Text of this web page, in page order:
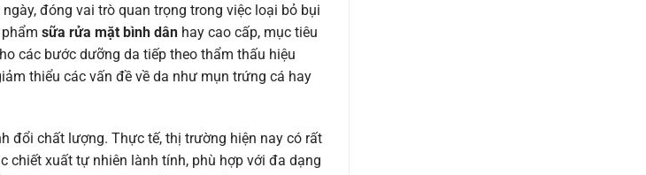
đóng vai trò quan trọng trong việc loại bỏ bụi
sữa rửa mặt bình dân hay cao cấp, mục tiêu
các bước dưỡng da tiếp theo thẩm thấu hiệu
thiểu các vấn đề về da như mụn trứng cá hay
đổi chất lượng. Thực tế, thị trường hiện nay có rất
chiết xuất tự nhiên lành tính, phù hợp với đa dạng